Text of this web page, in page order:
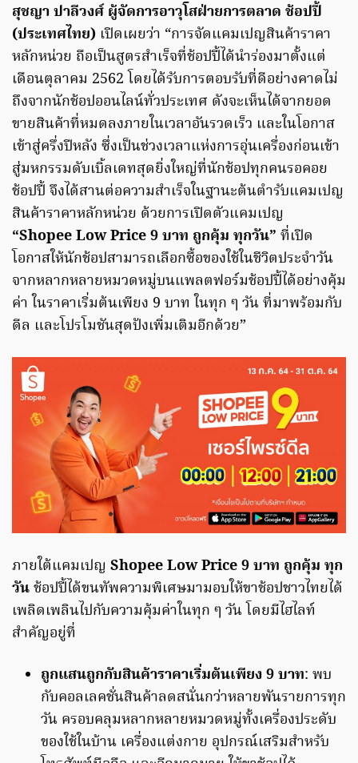
สุชญา ปาลีวงศ์ ผู้จัดการอาวุโสฝ่ายการตลาด ช้อปปี้
(ประเทศไทย) เปิดเผยว่า “การจัดแคมเปญสินค้าราคา
หลักหน่วย ถือเป็นสูตรสำเร็จที่ช้อปปี้ได้นำร่องมาตั้งแต่
เดือนตุลาคม 2562 โดยได้รับการตอบรับที่ดีอย่างคาดไม่
ถึงจากนักช้อปออนไลน์ทั่วประเทศ ดังจะเห็นได้จากยอด
ขายสินค้าที่หมดลงภายในเวลาอันรวดเร็ว และในโอกาส
เข้าสู่ครึ่งปีหลัง ซึ่งเป็นช่วงเวลาแห่งการอุ่นเครื่องก่อนเข้า
สู่มหกรรมดับเบิ้ลเดทสุดยิ่งใหญ่ที่นักช้อปทุกคนรอคอย
ช้อปปี้ จึงได้สานต่อความสำเร็จในฐานะต้นตำรับแคมเปญ
สินค้าราคาหลักหน่วย ด้วยการเปิดตัวแคมเปญ
“Shopee Low Price 9 บาท ถูกคุ้ม ทุกวัน” ที่เปิด
โอกาสให้นักช้อปสามารถเลือกซื้อของใช้ในชีวิตประจำวัน
จากหลากหลายหมวดหมู่บนแพลตฟอร์มช้อปปี้ได้อย่างคุ้ม
ค่า ในราคาเริ่มต้นเพียง 9 บาท ในทุก ๆ วัน ที่มาพร้อมกับ
ดีล และโปรโมชันสุดปังเพิ่มเติมอีกด้วย”
ภายใต้แคมเปญ Shopee Low Price 9 บาท ถูกคุ้ม ทุก
วันช้อปปี้ได้ขนทัพความพิเศษมามอบให้ขาช้อปชาวไทยได้
เพลิดเพลินไปกับความคุ้มค่าในทุก ๆ วัน โดยมีไฮไลท์
สำคัญอยู่ที่
ถูกแสนถูกกับสินค้าราคาเริ่มต้นเพียง 9 บาท: พบ
กับคอลเลคชั่นสินค้าลดสนั่นกว่าหลายพันรายการทุก
วัน ครอบคลุมหลากหลายหมวดหมู่ทั้งเครื่องประดับ
ของใช้ในบ้าน เครื่องแต่งกาย อุปกรณ์เสริมสำหรับ